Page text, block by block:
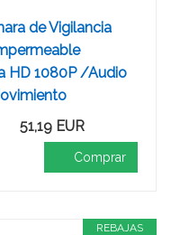
de Vigilancia
HD 1080P /Audio
51,19 EUR
Comprar
REBAJAS